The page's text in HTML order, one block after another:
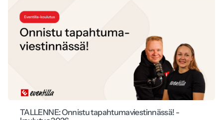
TALLENNE: Onnistu tapahtumaviestinnässä! -